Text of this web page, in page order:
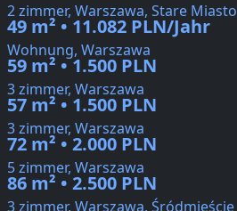
2 zimmer, Warszawa, Stare Miasto
49 m² • 11.082 PLN/Jahr
Wohnung, Warszawa
59 m² • 1.500 PLN
3 zimmer, Warszawa
57 m² • 1.500 PLN
3 zimmer, Warszawa
72 m² • 2.000 PLN
5 zimmer, Warszawa
86 m² • 2.500 PLN
3 zimmer, Warszawa, Śródmieście